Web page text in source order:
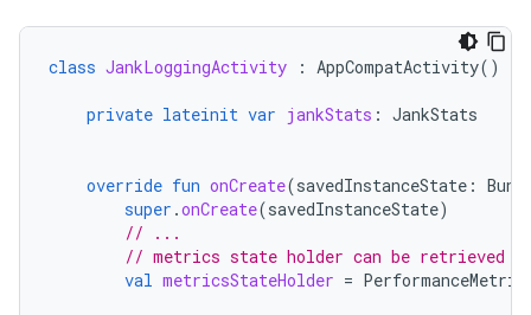
class JankLoggingActivity : AppCompatActivity()
private lateinit var jankStats : JankStats
override fun onCreate(savedInstanceState :
super .onCreate(savedInstanceState)
// ...
// metrics state holder can be retrieved
val metricsStateHolder =